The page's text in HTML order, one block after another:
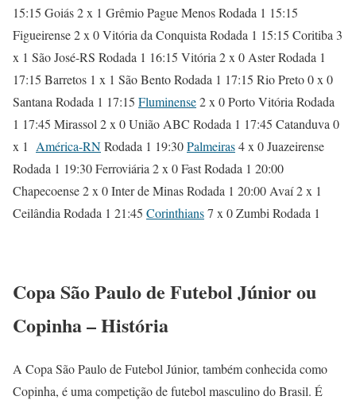
15:15 Goiás 2 x 1 Grêmio Pague Menos Rodada 1 15:15
Figueirense 2 x 0 Vitória da Conquista Rodada 1 15:15 Coritiba 3
x 1 São José-RS Rodada 1 16:15 Vitória 2 x 0 Aster Rodada 1
17:15 Barretos 1 x 1 São Bento Rodada 1 17:15 Rio Preto 0 x 0
Santana Rodada 1 17:15 Fluminense2 x 0 Porto Vitória Rodada
1 17:45 Mirassol 2 x 0 União ABC Rodada 1 17:45 Catanduva 0
x 1 América-RNRodada 1 19:30Palmeiras4 x 0 Juazeirense
Rodada 1 19:30 Ferroviária 2 x 0 Fast Rodada 1 20:00
Chapecoense 2 x 0 Inter de Minas Rodada 1 20:00 Avaí 2 x 1
Ceilândia Rodada 1 21:45 Corinthians7 x 0 Zumbi Rodada 1
Copa São Paulo de Futebol Júnior ou
Copinha – História
A Copa São Paulo de Futebol Júnior, também conhecida como
Copinha, é uma competição de futebol masculino do Brasil. É